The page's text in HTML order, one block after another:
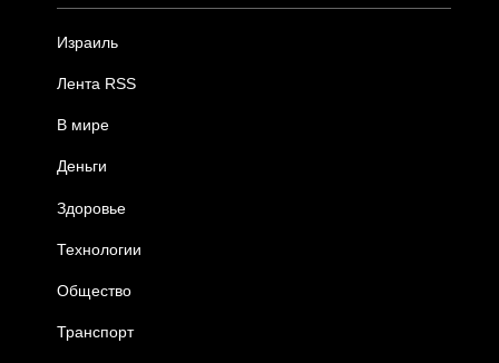
Израиль
Лента RSS
В мире
Деньги
Здоровье
Технологии
Общество
Транспорт